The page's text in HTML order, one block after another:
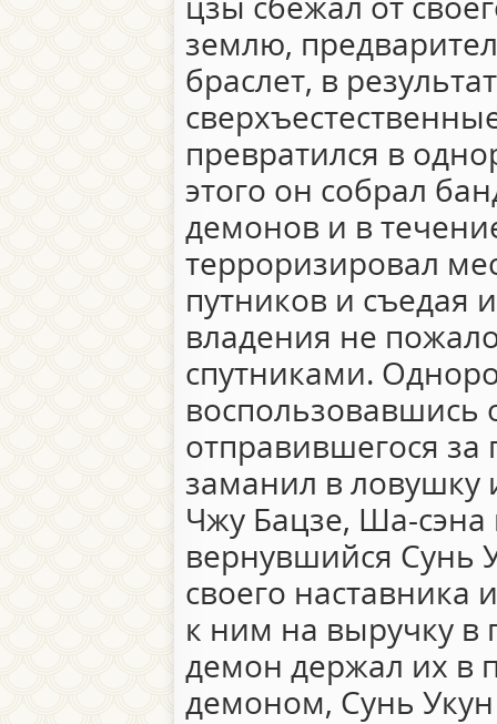
землю,
браслет, в
превратился в
этого он собрал
демонов и в
терроризировал
путников и съедая
владения не
спутниками.
воспользовавшись
отправившегося
заманил в ловушку
Чжу Бацзе, Ша-
вернувшийся Сунь
своего наставника
к ним на выручку в
демон держал их в
демоном, Сунь